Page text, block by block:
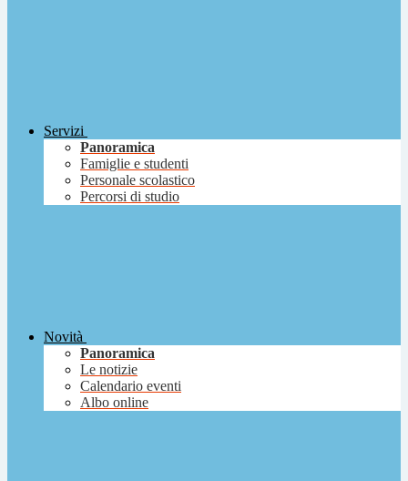
Servizi
Panoramica
Famiglie e studenti
Personale scolastico
Percorsi di studio
Novità
Panoramica
Le notizie
Calendario eventi
Albo online